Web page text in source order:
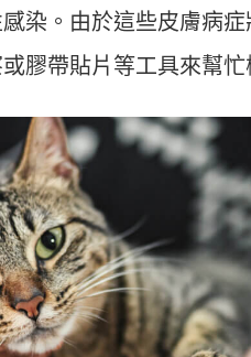
染。由於這些皮膚病
膠帶貼片等工具來幫忙